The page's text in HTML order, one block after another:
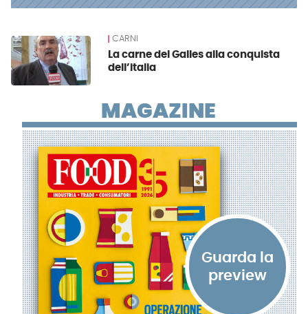
News CARNI
La carne del Galles alla conquista
dell’italia
MAGAZINE